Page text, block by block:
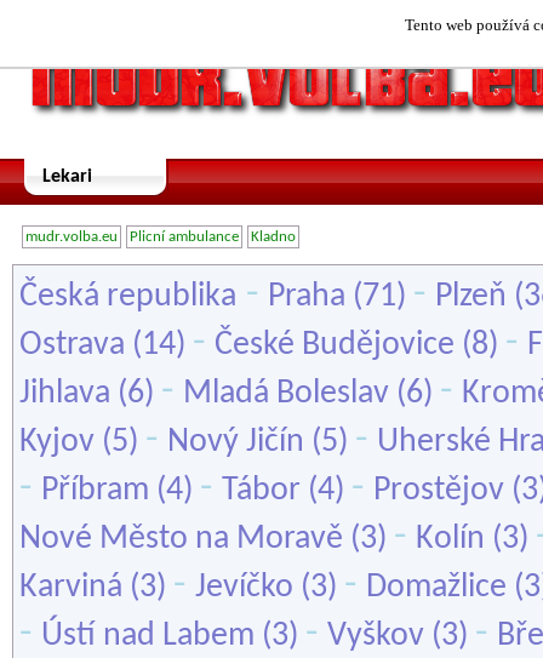
Tento web používá
Lekari
mudr.volba.eu Plicní ambulance Kladno
Česká republika - Praha (71) - Plzeň
Ostrava (14) - České Budějovice (8) -
Jihlava (6) - Mladá Boleslav (6) -
Kyjov (5) - Nový Jičín (5) - Uherské
- Příbram (4) - Tábor (4) - Prostějov
Nové Město na Moravě (3) - Kolín (3)
Karviná (3) - Jevíčko (3) - Domažlice
- Ústí nad Labem (3) - Vyškov (3) -